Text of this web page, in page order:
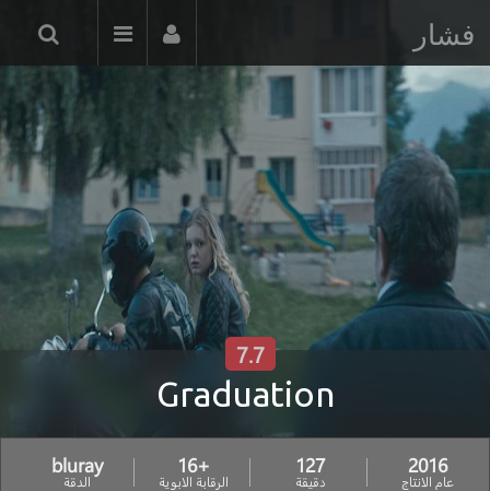
فشار
Graduation
7.7
2016
عام الانتاج
127
دقيقة
+16
الرقابة الابوية
bluray
الدقة